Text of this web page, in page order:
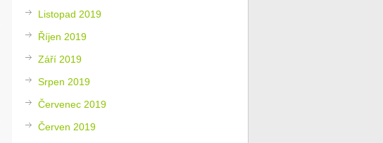
Listopad 2019
Říjen 2019
Září 2019
Srpen 2019
Červenec 2019
Červen 2019